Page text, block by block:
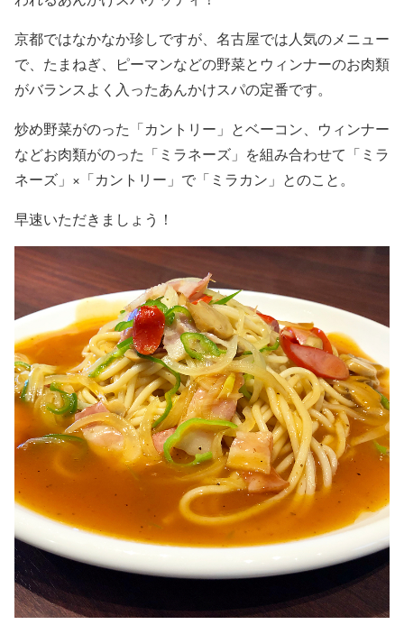
京都ではなかなか珍しですが、名古屋では人気のメニュー
で、たまねぎ、ピーマンなどの野菜とウィンナーのお肉類
がバランスよく入ったあんかけスパの定番です。
炒め野菜がのった「カントリー」とベーコン、ウィンナー
などお肉類がのった「ミラネーズ」を組み合わせて「ミラ
ネーズ」×「カントリー」で「ミラカン」とのこと。
早速いただきましょう！